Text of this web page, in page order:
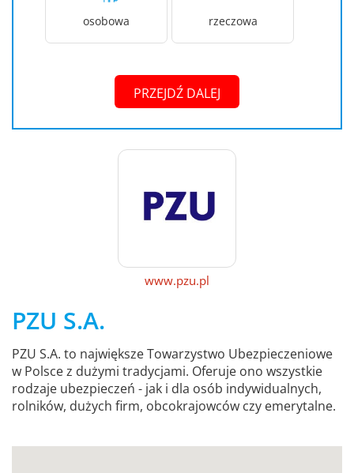
osobowa rzeczowa
PRZEJDŹ DALEJ
www.pzu.pl
PZU S.A.
PZU S.A. to największe Towarzystwo Ubezpieczeniowe
w Polsce z dużymi tradycjami. Oferuje ono wszystkie
rodzaje ubezpieczeń - jak i dla osób indywidualnych,
rolników, dużych firm, obcokrajowców czy emerytalne.